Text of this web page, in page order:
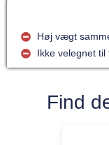
Høj vægt
Ikke velegnet
Find